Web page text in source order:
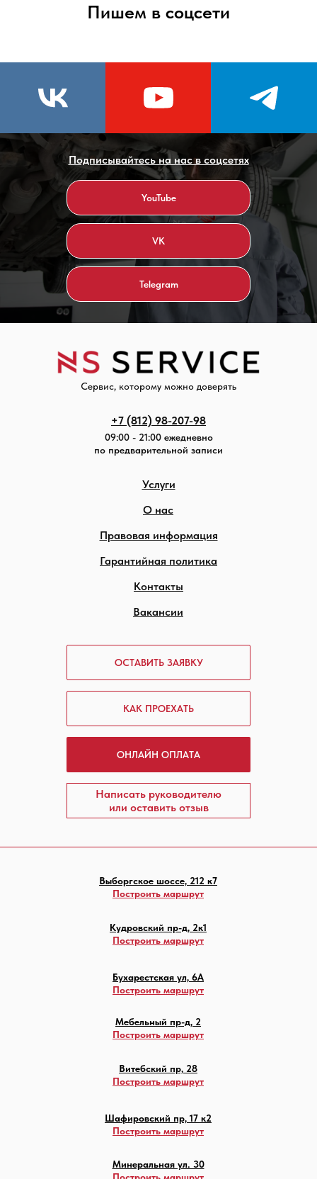
Пишем в соцсети
+7 (812) 98-207-98
09:00 - 21:00 ежедневно
по предварительной записи
Бухарестская ул, 6А
Построить маршрут
Выборгское шоссе, 212 к7
Построить маршрут
Витебский пр, 28
Построить маршрут
Кудровский пр-д, 2к1
Построить маршрут
Минеральная ул. 30
Мебельный пр-д, 2
Построить маршрут
Шафировский пр, 17 к2
Построить маршрут
Сервис, которому можно доверять
Написать руководителю
или оставить отзыв
Контакты
Правовая информация
Гарантийная политика
Подписывайтесь на нас в соцсетях
О нас
Услуги
ОНЛАЙН ОПЛАТА
ОСТАВИТЬ ЗАЯВКУ
VK
YouTube
Telegram
КАК ПРОЕХАТЬ
Вакансии